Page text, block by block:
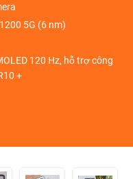
5G (6 nm)
120 Hz, hỗ trợ công
+